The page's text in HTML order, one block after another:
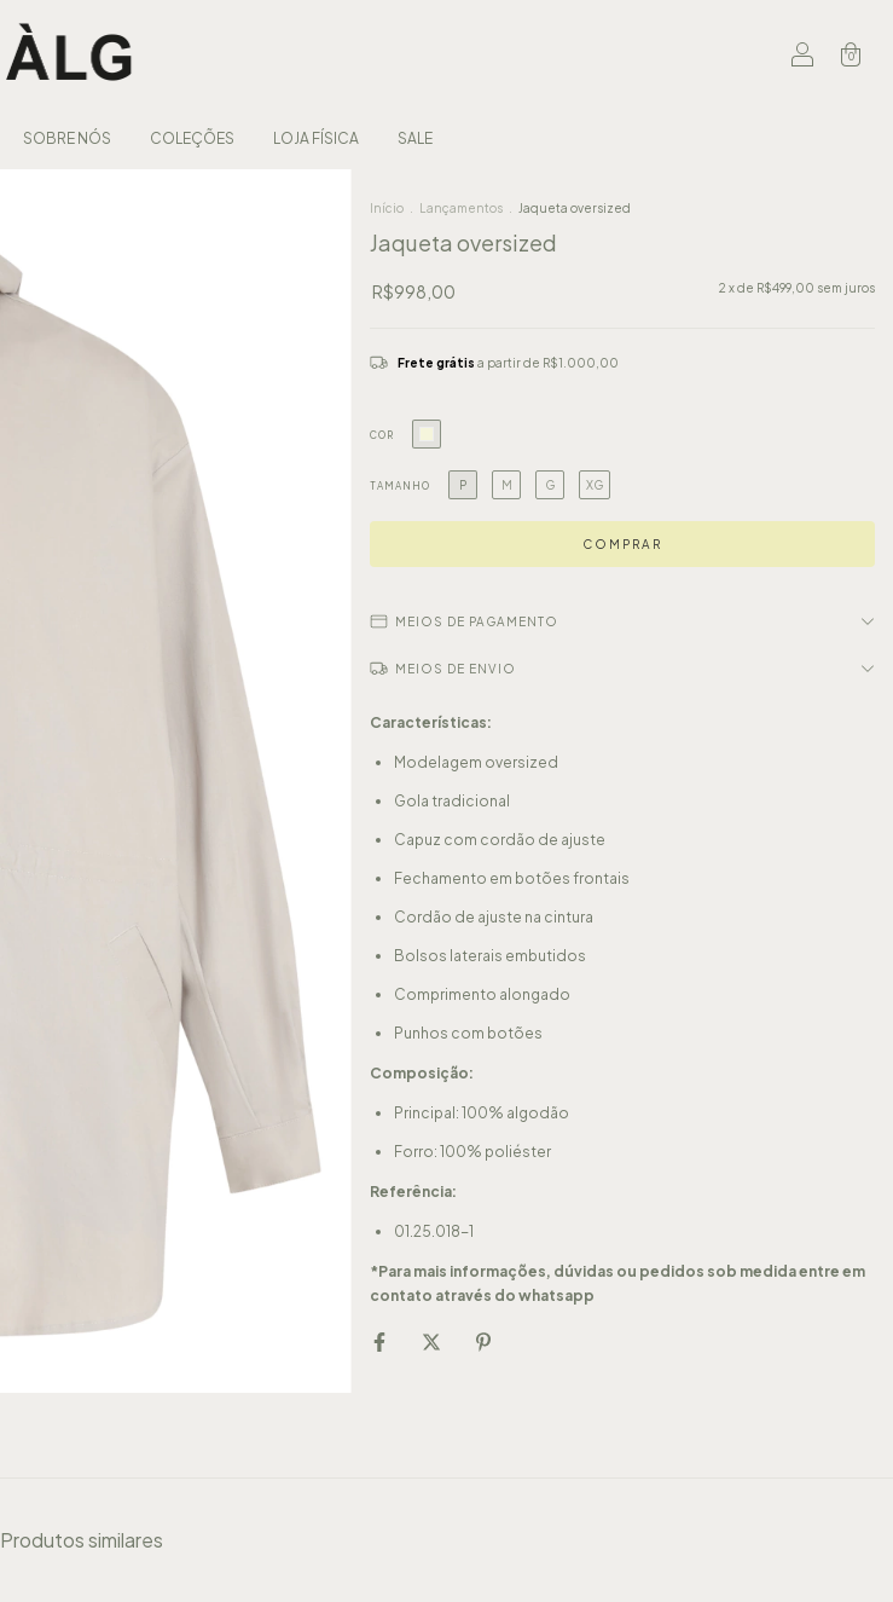
0
SOBRE NÓS COLEÇÕES LOJA FÍSICA SALE
Início Lançamentos Jaqueta oversized
Jaqueta oversized
R$998,00 2 x de R$499,00 sem juros
Frete grátis a partir de R$1.000,00
COR
TAMANHO P M G XG
MEIOS DE PAGAMENTO
MEIOS DE ENVIO
Características:
Modelagem oversized
Gola tradicional
Capuz com cordão de ajuste
Fechamento em botões frontais
Cordão de ajuste na cintura
Bolsos laterais embutidos
Comprimento alongado
Punhos com botões
Composição:
Principal: 100% algodão
Forro: 100% poliéster
Referência:
01.25.018-1
*Para mais informações, dúvidas ou pedidos sob medida entre em
contato através do whatsapp
Produtos similares